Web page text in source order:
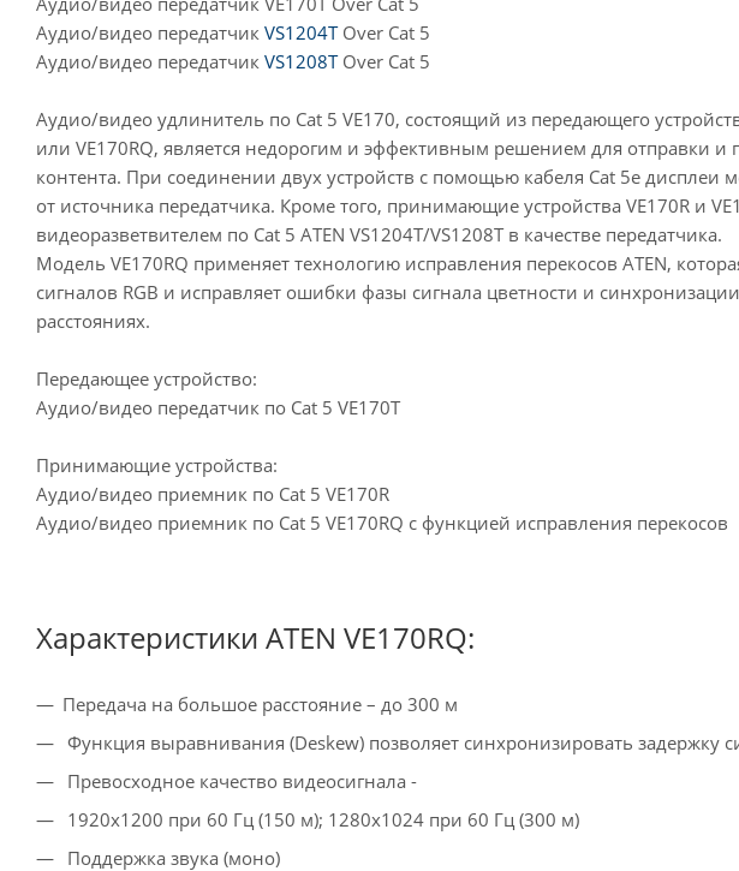
Аудио/видео передатчик VS1204TOver Cat 5
Аудио/видео передатчик VS1208TOver Cat 5
Аудио/видео удлинитель по Cat 5 VE170, состоящий из передающего
или VE170RQ, является недорогим и эффективным решением для отправки и
контента. При соединении двух устройств с помощью кабеля Cat 5e дисплеи
от источника передатчика. Кроме того, принимающие устройства VE170R и
видеоразветвителем по Cat 5 ATEN VS1204T/VS1208T в качестве передатчика.
Модель VE170RQ применяет технологию исправления перекосов ATEN,
сигналов RGB и исправляет ошибки фазы сигнала цветности и
расстояниях.
Передающее устройство:
Аудио/видео передатчик по Cat 5 VE170T
Принимающие устройства:
Аудио/видео приемник по Cat 5 VE170R
Аудио/видео приемник по Cat 5 VE170RQ с функцией исправления перекосов
Характеристики ATEN VE170RQ:
Передача на большое расстояние – до 300 м
Функция выравнивания (Deskew) позволяет синхронизировать задержку
Превосходное качество видеосигнала -
1920x1200 при 60 Гц (150 м); 1280x1024 при 60 Гц (300 м)
Поддержка звука (моно)